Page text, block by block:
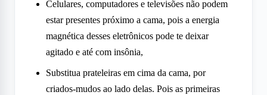
Celulares, computadores e televisões não podem
estar presentes próximo a cama, pois a energia
magnética desses eletrônicos pode te deixar
agitado e até com insônia,
Substitua prateleiras em cima da cama, por
criados-mudos ao lado delas. Pois as primeiras